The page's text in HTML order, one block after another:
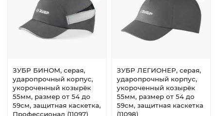
ЗУБР БИНОМ, серая,
ударопрочный корпус,
укороченный козырёк
55мм, размер от 54 до
59см, защитная каскетка,
Профессионал (11097)
ЗУБР ЛЕГИОНЕР, серая,
ударопрочный корпус,
укороченный козырёк
55мм, размер от 54 до
59см, защитная каскетка
(11098)